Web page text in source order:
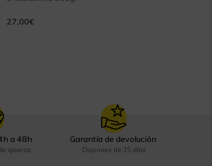
27,00€
a 48h
quieras
Garantía de devolución
Dispones de 15 días